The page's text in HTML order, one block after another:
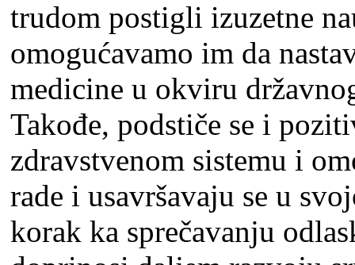
trudom postigli izuzetne
omogućavamo im da
medicine u okviru
Takođe, podstiče se i
zdravstvenom sistemu i
rade i usavršavaju se u
korak ka sprečavanju